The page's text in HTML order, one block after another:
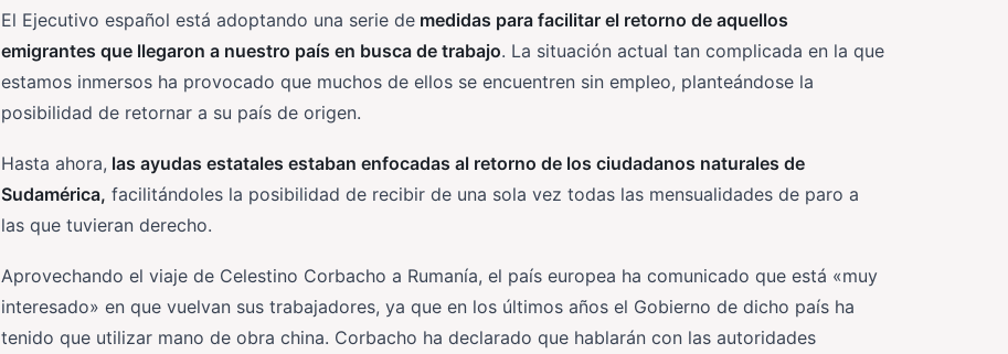
El Ejecutivo español está adoptando una serie de medidas para facilitar el retorno de aquellos
emigrantes que llegaron a nuestro país en busca de trabajo. La situación actual tan complicada en la que
estamos inmersos ha provocado que muchos de ellos se encuentren sin empleo, planteándose la
posibilidad de retornar a su país de origen.
Hasta ahora, las ayudas estatales estaban enfocadas al retorno de los ciudadanos naturales de
Sudamérica, facilitándoles la posibilidad de recibir de una sola vez todas las mensualidades de paro a
las que tuvieran derecho.
Aprovechando el viaje de Celestino Corbacho a Rumanía, el país europea ha comunicado que está «muy
interesado» en que vuelvan sus trabajadores, ya que en los últimos años el Gobierno de dicho país ha
tenido que utilizar mano de obra china. Corbacho ha declarado que hablarán con las autoridades